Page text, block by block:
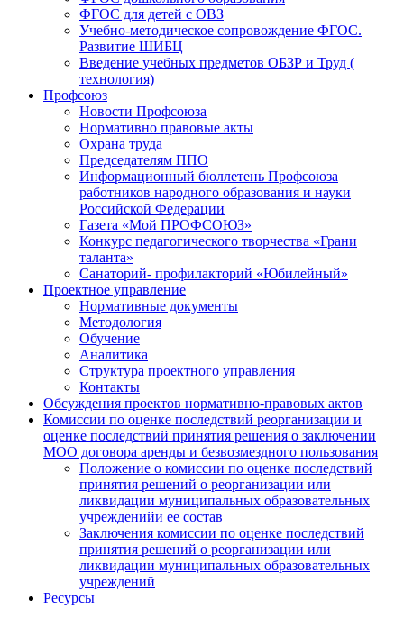
ФГОС для детей с ОВЗ
Учебно-методическое сопровождение ФГОС.
Развитие ШИБЦ
Введение учебных предметов ОБЗР и Труд (
технология)
Профсоюз
Новости Профсоюза
Нормативно правовые акты
Охрана труда
Председателям ППО
Информационный бюллетень Профсоюза
работников народного образования и науки
Российской Федерации
Газета «Мой ПРОФСОЮЗ»
Конкурс педагогического творчества «Грани
таланта»
Санаторий- профилакторий «Юбилейный»
Проектное управление
Нормативные документы
Методология
Обучение
Аналитика
Структура проектного управления
Контакты
Обсуждения проектов нормативно-правовых актов
Комиссии по оценке последствий реорганизации и
оценке последствий принятия решения о заключении
МОО договора аренды и безвозмездного пользования
Положение о комиссии по оценке последствий
принятия решений о реорганизации или
ликвидации муниципальных образовательных
учрежденийи ее состав
Заключения комиссии по оценке последствий
принятия решений о реорганизации или
ликвидации муниципальных образовательных
учреждений
Ресурсы